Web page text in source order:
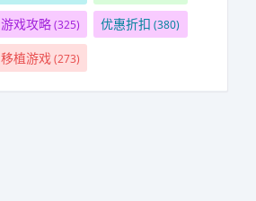
游戏攻略(325) 优惠折扣 (380)
移植游戏(273)